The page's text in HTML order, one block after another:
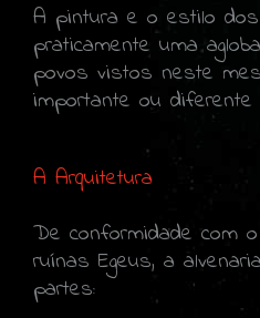
A pintura e o estilo
praticamente uma
povos vistos neste
importante ou
A Arquitetura
De conformidade com
ruínas Egeus, a
partes: